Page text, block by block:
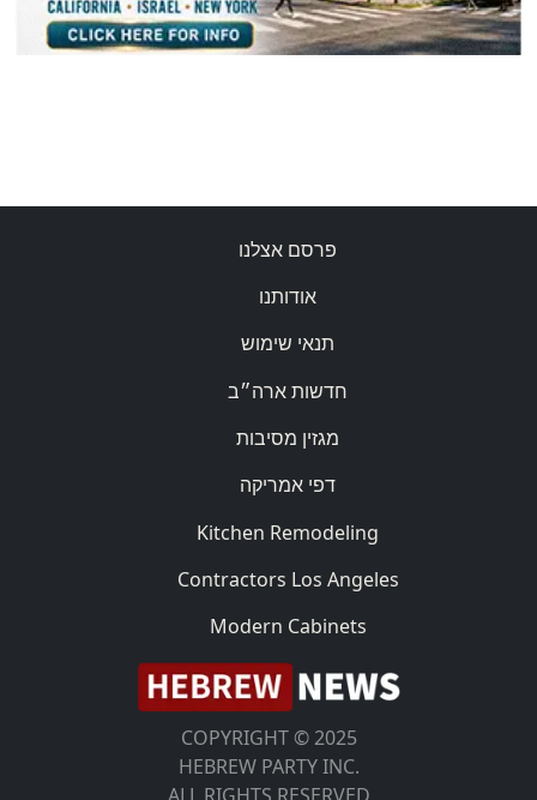
פרסם אצלנו
אודותנו
תנאי שימוש
חדשות ארה״ב
מגזין מסיבות
דפי אמריקה
Kitchen Remodeling
Contractors Los Angeles
Modern Cabinets
COPYRIGHT © 2025
HEBREW PARTY INC.